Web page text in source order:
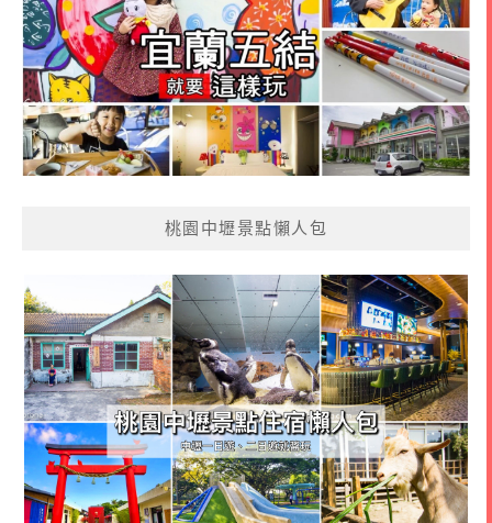
桃園中壢景點懶人包